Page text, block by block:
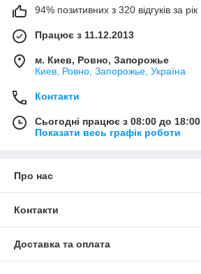
94% позитивних з 320 відгуків за рік
Працює з 11.12.2013
м. Киев, Ровно, Запорожье
Киев, Ровно, Запорожье, Україна
Контакти
Сьогодні працює з 08:00 до 18:00
Показати весь графік роботи
Про нас
Контакти
Доставка та оплата